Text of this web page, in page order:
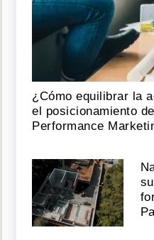
¿Cómo equilibrar la
el posicionamiento
Performance